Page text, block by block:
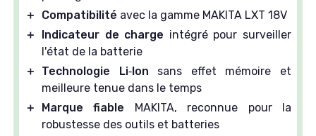
＋
Compatibilité avec la gamme MAKITA LXT 18V
＋
Indicateur de charge intégré pour surveiller
l'état de la batterie
＋
Technologie Li‑Ion sans effet mémoire et
meilleure tenue dans le temps
＋
Marque fiable MAKITA, reconnue pour la
robustesse des outils et batteries